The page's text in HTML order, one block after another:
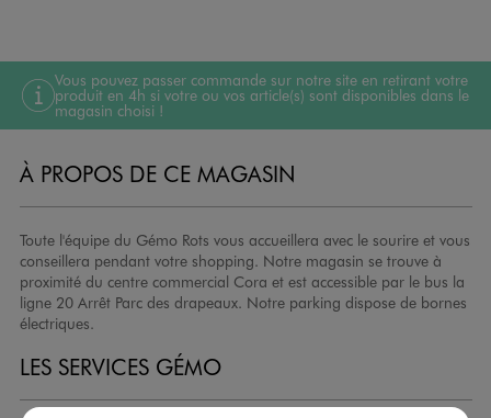
Vous pouvez passer commande sur notre site en retirant votre
produit en 4h si votre ou vos article(s) sont disponibles dans le
magasin choisi !
À PROPOS DE CE MAGASIN
Toute l'équipe du Gémo Rots vous accueillera avec le sourire et vous
conseillera pendant votre shopping. Notre magasin se trouve à
proximité du centre commercial Cora et est accessible par le bus la
ligne 20 Arrêt Parc des drapeaux. Notre parking dispose de bornes
électriques.
LES SERVICES GÉMO